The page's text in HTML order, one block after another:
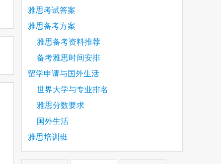
雅思考试答案
雅思备考方案
雅思备考资料推荐
备考雅思时间安排
留学申请与国外生活
世界大学与专业排名
雅思分数要求
国外生活
雅思培训班